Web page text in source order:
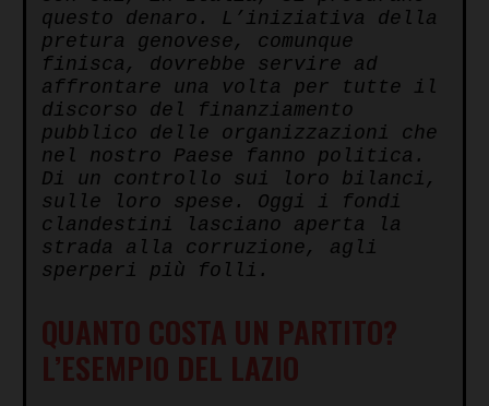
questo denaro. L’iniziativa della
pretura genovese, comunque
finisca, dovrebbe servire ad
affrontare una volta per tutte il
discorso del finanziamento
pubblico delle organizzazioni che
nel nostro Paese fanno politica.
Di un controllo sui loro bilanci,
sulle loro spese. Oggi i fondi
clandestini lasciano aperta la
strada alla corruzione, agli
sperperi più folli.
QUANTO COSTA UN PARTITO?
L’ESEMPIO DEL LAZIO